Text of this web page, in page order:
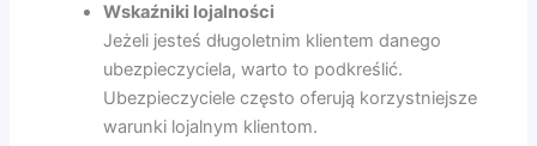
Wskaźniki lojalności
Jeżeli jesteś długoletnim klientem danego
ubezpieczyciela, warto to podkreślić.
Ubezpieczyciele często oferują korzystniejsze
warunki lojalnym klientom.